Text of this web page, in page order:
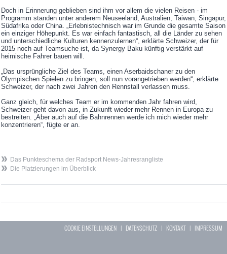
Doch in Erinnerung geblieben sind ihm vor allem die vielen Reisen - im
Programm standen unter anderem Neuseeland, Australien, Taiwan, Singapur,
Südafrika oder China. „Erlebnistechnisch war im Grunde die gesamte Saison
ein einziger Höhepunkt. Es war einfach fantastisch, all die Länder zu sehen
und unterschiedliche Kulturen kennenzulernen“, erklärte Schweizer, der für
2015 noch auf Teamsuche ist, da Synergy Baku künftig verstärkt auf
heimische Fahrer bauen will.
„Das ursprüngliche Ziel des Teams, einen Aserbaidschaner zu den
Olympischen Spielen zu bringen, soll nun vorangetrieben werden“, erklärte
Schweizer, der nach zwei Jahren den Rennstall verlassen muss.
Ganz gleich, für welches Team er im kommenden Jahr fahren wird,
Schweizer geht davon aus, in Zukunft wieder mehr Rennen in Europa zu
bestreiten. „Aber auch auf die Bahnrennen werde ich mich wieder mehr
konzentrieren“, fügte er an.
Das Punkteschema der Radsport News-Jahresrangliste
Die Platzierungen im Überblick
COOKIE EINSTELLUNGEN | DATENSCHUTZ | KONTAKT| IMPRESSUM